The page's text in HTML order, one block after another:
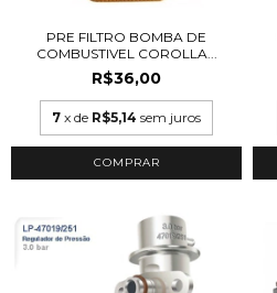
PRE FILTRO BOMBA DE
COMBUSTIVEL COROLLA...
R$36,00
7 x de R$5,14 sem juros